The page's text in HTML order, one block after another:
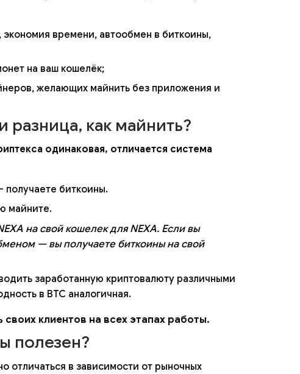
времени, автообмен в биткоины,
на ваш кошелёк;
желающих майнить без приложения и
разница, как майнить?
одинаковая, отличается система
биткоины.
майните.
на свой кошелек для NEXA. Если вы
— вы получаете биткоины на свой
заработанную криптовалюту различными
в BTC аналогичная.
клиентов на всех этапах работы.
полезен?
отличаться в зависимости от рыночных